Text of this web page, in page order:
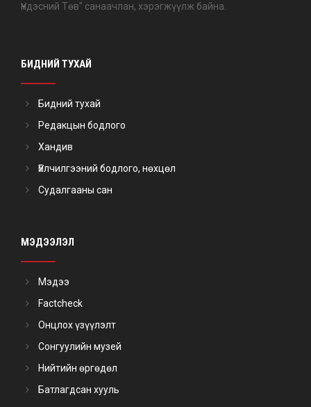
Үндэсний Төв" санаачлан, хэрэгжүүлж байна.
БИДНИЙ ТУХАЙ
Бидний тухай
Редакцын бодлого
Хандив
Үйлчилгээний бодлого, нөхцөл
Судалгааны сан
МЭДЭЭЛЭЛ
Мэдээ
Factcheck
Онцлох үзүүлэлт
Сонгуулийн музей
Нийтийн өргөдөл
Батлагдсан хууль